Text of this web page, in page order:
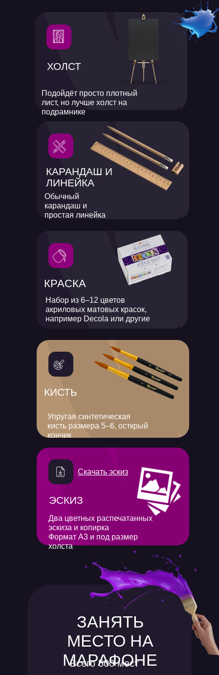
Два цветных распечатанных
эскиза и копирка
Формат A3 и под размер
холста
Скачать эскиз
ЭСКИЗ
Упругая синтетическая
кисть размера 5–6, осткрый
кончик
КИСТЬ
Набор из 6–12 цветов
акриловых матовых красок,
например Decola или другие
КРАСКА
Обычный
карандаш и
простая линейка
КАРАНДАШ И
ЛИНЕЙКА
Подойдёт просто плотный
лист, но лучше холст на
подрамнике
ХОЛСТ
ЗАНЯТЬ
МЕСТО НА
МАРАФОНЕ
Всего 500 мест